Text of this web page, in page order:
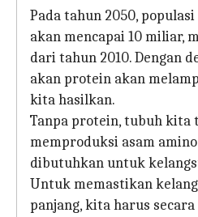
Pada tahun 2050,
akan mencapai 10 miliar,
dari tahun 2010. Dengan
akan protein akan
kita hasilkan.
Tanpa protein, tubuh kita
memproduksi asam
dibutuhkan untuk
Untuk memastikan
panjang, kita harus